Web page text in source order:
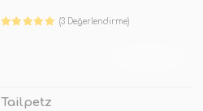
(3 Değerlendirme)
Tailpetz